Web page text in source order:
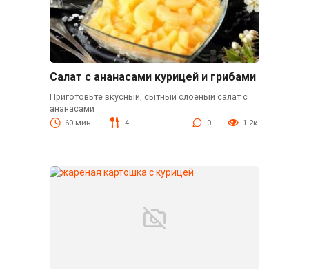
Салат с ананасами курицей и грибами
Приготовьте вкусный, сытный слоёный салат с
ананасами
60 мин. 4 0 1.2к.